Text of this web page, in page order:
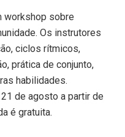
workshop sobre
Os instrutores
ciclos rítmicos,
prática de conjunto,
habilidades.
de agosto a partir de
é gratuita.